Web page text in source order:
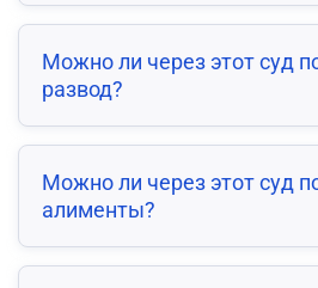
Можно ли через этот суд
развод?
Можно ли через этот суд
алименты?